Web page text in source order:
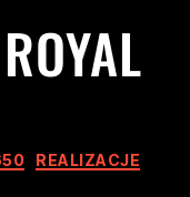
ROYAL
REALIZACJE